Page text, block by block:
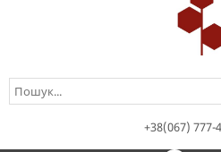
+38(067) 777-